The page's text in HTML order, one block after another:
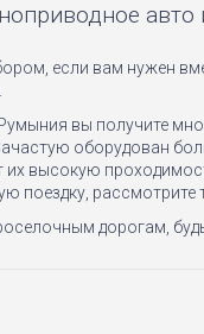
если вам нужен
вы получите
оборудован
высокую
поездку,
дорогам,